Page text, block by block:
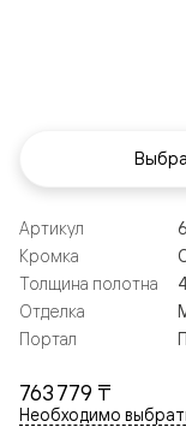
763 779 ₸
Необходимо
Артикул
Кромка
Толщина полотна
Отделка
Портал